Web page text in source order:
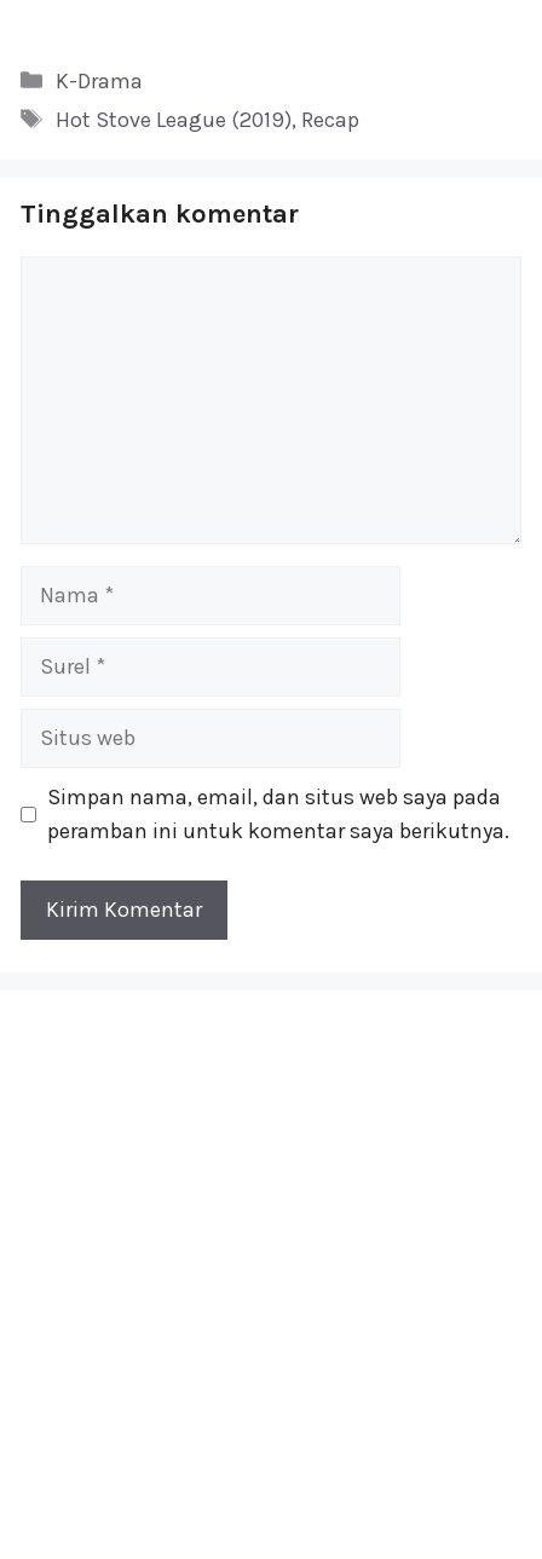
Kategori
K-Drama
Tag
Hot Stove League (2019), Recap
Tinggalkan komentar
Nama
Surel
Situs
Simpan nama, email, dan situs web saya pada
peramban ini untuk komentar saya berikutnya.